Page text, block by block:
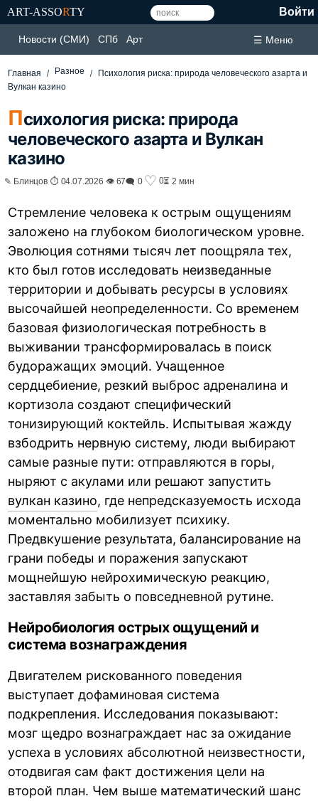
ART-ASSORTY Войти
Новости (СМИ) СПб Арт ☰ Меню
Главная Разное
Психология риска: природа человеческого азарта и
Вулкан казино
Психология риска: природа
человеческого азарта и Вулкан
казино
✎ Блинцов ⏱ 04.07.2026 👁 67🗨 0 ♡ 0⏳ 2 мин
Стремление человека к острым ощущениям
заложено на глубоком биологическом уровне.
Эволюция сотнями тысяч лет поощряла тех,
кто был готов исследовать неизведанные
территории и добывать ресурсы в условиях
высочайшей неопределенности. Со временем
базовая физиологическая потребность в
выживании трансформировалась в поиск
будоражащих эмоций. Учащенное
сердцебиение, резкий выброс адреналина и
кортизола создают специфический
тонизирующий коктейль. Испытывая жажду
взбодрить нервную систему, люди выбирают
самые разные пути: отправляются в горы,
ныряют с акулами или решают запустить
вулкан казино, где непредсказуемость исхода
моментально мобилизует психику.
Предвкушение результата, балансирование на
грани победы и поражения запускают
мощнейшую нейрохимическую реакцию,
заставляя забыть о повседневной рутине.
Нейробиология острых ощущений и
система вознаграждения
Двигателем рискованного поведения
выступает дофаминовая система
подкрепления. Исследования показывают:
мозг щедро вознаграждает нас за ожидание
успеха в условиях абсолютной неизвестности,
отодвигая сам факт достижения цели на
второй план. Чем выше математический шанс